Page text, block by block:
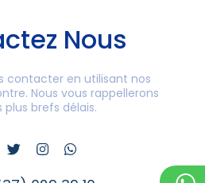
Nous
contacter en utilisant nos
Nous vous rappellerons
plus brefs délais.